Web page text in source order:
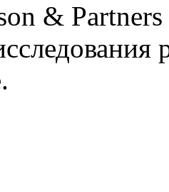
&